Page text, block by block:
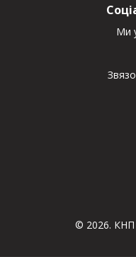
Ми
© 2026. КНП